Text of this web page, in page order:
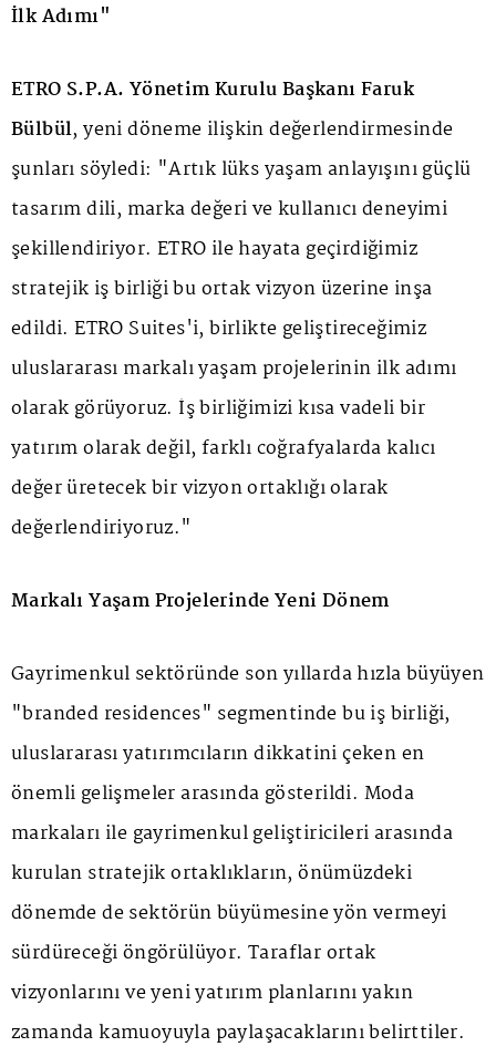
İlk Adımı"
ETRO S.P.A. Yönetim Kurulu Başkanı Faruk
Bülbül, yeni döneme ilişkin değerlendirmesinde
şunları söyledi: "Artık lüks yaşam anlayışını güçlü
tasarım dili, marka değeri ve kullanıcı deneyimi
şekillendiriyor. ETRO ile hayata geçirdiğimiz
stratejik iş birliği bu ortak vizyon üzerine inşa
edildi. ETRO Suites'i, birlikte geliştireceğimiz
uluslararası markalı yaşam projelerinin ilk adımı
olarak görüyoruz. İş birliğimizi kısa vadeli bir
yatırım olarak değil, farklı coğrafyalarda kalıcı
değer üretecek bir vizyon ortaklığı olarak
değerlendiriyoruz."
Markalı Yaşam Projelerinde Yeni Dönem
Gayrimenkul sektöründe son yıllarda hızla büyüyen
"branded residences" segmentinde bu iş birliği,
uluslararası yatırımcıların dikkatini çeken en
önemli gelişmeler arasında gösterildi. Moda
markaları ile gayrimenkul geliştiricileri arasında
kurulan stratejik ortaklıkların, önümüzdeki
dönemde de sektörün büyümesine yön vermeyi
sürdüreceği öngörülüyor. Taraflar ortak
vizyonlarını ve yeni yatırım planlarını yakın
zamanda kamuoyuyla paylaşacaklarını belirttiler.